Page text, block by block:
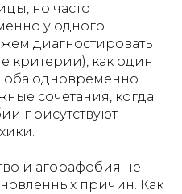
но часто
у одного
диагностировать
критерии), как один
оба одновременно.
сочетания, когда
присутствуют
и агорафобия не
причин. Как